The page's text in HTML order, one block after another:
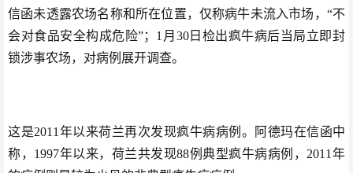
信函未透露农场名称和所在位置，仅称病牛未流入市场，“不
会对食品安全构成危险”；1月30日检出疯牛病后当局立即封
锁涉事农场，对病例展开调查。
这是2011年以来荷兰再次发现疯牛病病例。阿德玛在信函中
称，1997年以来，荷兰共发现88例典型疯牛病病例，2011年